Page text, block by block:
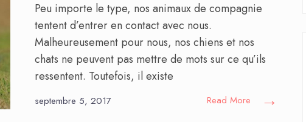
Peu importe le type, nos animaux de compagnie
tentent d’entrer en contact avec nous.
Malheureusement pour nous, nos chiens et nos
chats ne peuvent pas mettre de mots sur ce qu’ils
ressentent. Toutefois, il existe
septembre 5, 2017 Read More →